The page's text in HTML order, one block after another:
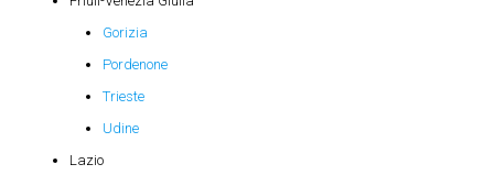
Gorizia
Pordenone
Trieste
Udine
Lazio